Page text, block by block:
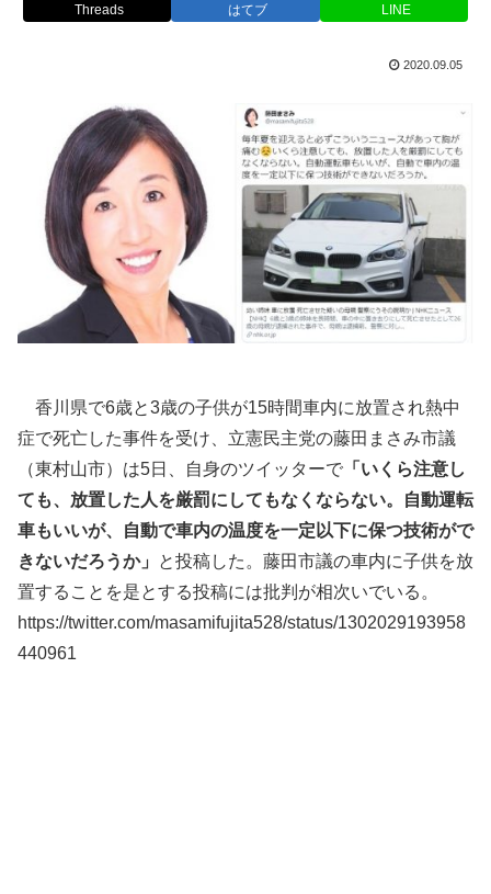
Threads はてブ LINE
2020.09.05
香川県で6歳と3歳の子供が15時間車内に放置され熱中
症で死亡した事件を受け、立憲民主党の藤田まさみ市議
（東村山市）は5日、自身のツイッターで 「いくら注意し
ても、放置した人を厳罰にしてもなくならない。自動運転
車もいいが、自動で車内の温度を一定以下に保つ技術がで
きないだろうか」
と投稿した。藤田市議の車内に子供を放
置することを是とする投稿には批判が相次いでいる。
https://twitter.com/masamifujita528/status/1302029193958
440961